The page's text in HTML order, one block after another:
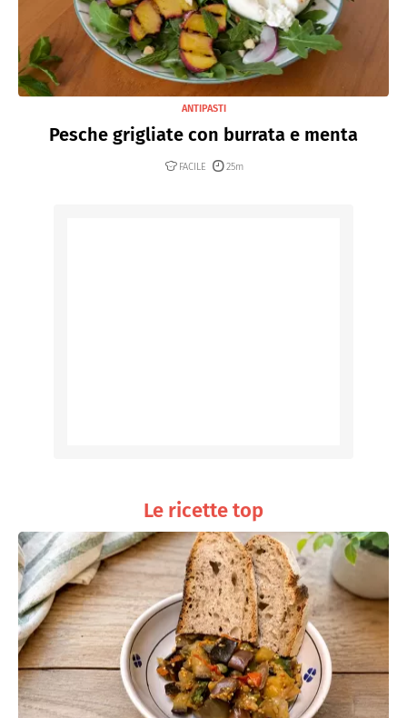
ANTIPASTI
Pesche grigliate con burrata e menta
FACILE 25m
Le ricette top